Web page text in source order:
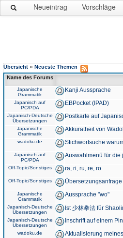
Neueintrag Vorschläge
Übersicht » Neueste Themen
Name des Forums
Japanische
Grammatik
Kanji Aussprache
Japanisch auf
PC/PDA
EBPocket (IPAD)
Japanisch-Deutsche
Übersetzungen
Postkarte auf
Japanische
Grammatik
Akkuratheit von
wadoku.de Stichwortsuche
Japanisch auf
PC/PDA
Auswahlmenü für die
Off-Topic/Sonstiges ra, ri, ru, re, ro
Off-Topic/Sonstiges
Japanische
Grammatik
Aussprache "wo"
Japanisch-Deutsche
Übersetzungen
Ist 少林拳法 für
Japanisch-Deutsche
Übersetzungen
Inschrift auf einem
wadoku.de Aktualisierung